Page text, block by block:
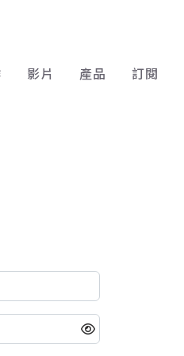
影片 產品 訂閱